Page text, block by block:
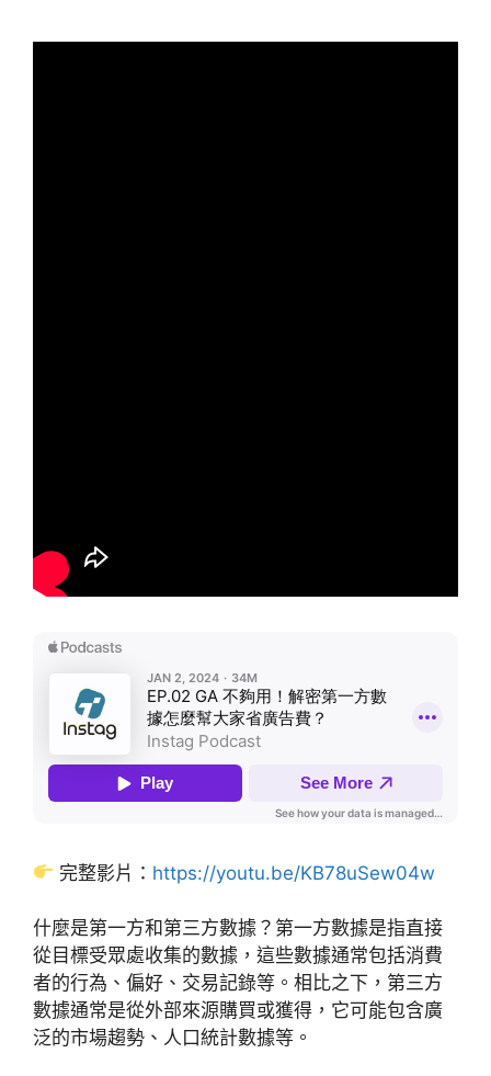
完整影片： https://youtu.be/KB78uSew04w
什麼是第一方和第三方數據？第一方數據是指直接
從目標受眾處收集的數據，這些數據通常包括消費
者的行為、偏好、交易記錄等。相比之下，第三方
數據通常是從外部來源購買或獲得，它可能包含廣
泛的市場趨勢、人口統計數據等。